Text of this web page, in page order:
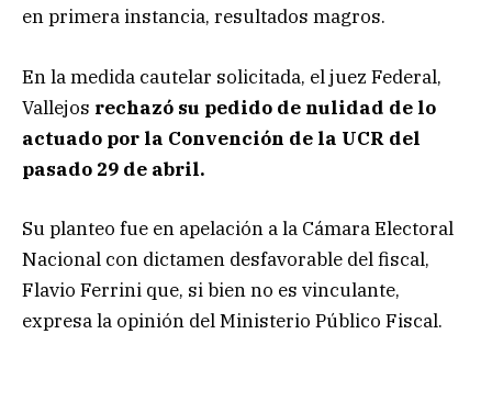
en primera instancia, resultados magros.
En la medida cautelar solicitada, el juez Federal,
Vallejos rechazó su pedido de nulidad de lo
actuado por la Convención de la UCR del
pasado 29 de abril.
Su planteo fue en apelación a la Cámara Electoral
Nacional con dictamen desfavorable del fiscal,
Flavio Ferrini que, si bien no es vinculante,
expresa la opinión del Ministerio Público Fiscal.